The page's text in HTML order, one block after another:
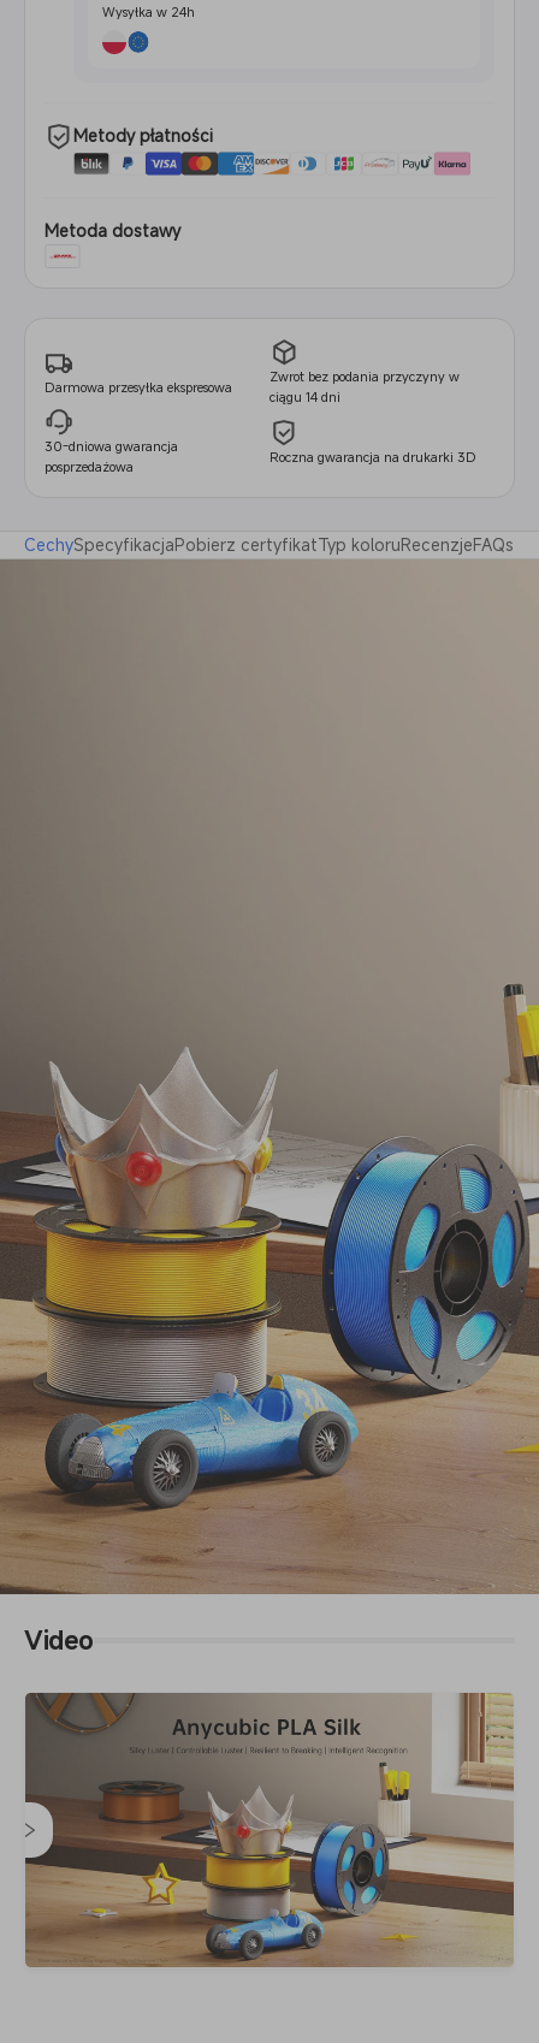
Wysyłka w 24h
Metody płatności
Metoda dostawy
Darmowa przesyłka ekspresowa
Zwrot bez podania przyczyny w
ciągu 14 dni
30-dniowa gwarancja
posprzedażowa
Roczna gwarancja na drukarki 3D
CechySpecyfikacjaPobierz certyfikatTyp koloruRecenzjeFAQs
Jedwabisty połysk | Regulowany połysk | Odporność na
pękanie | Inteligentne rozpoznawanie
Video